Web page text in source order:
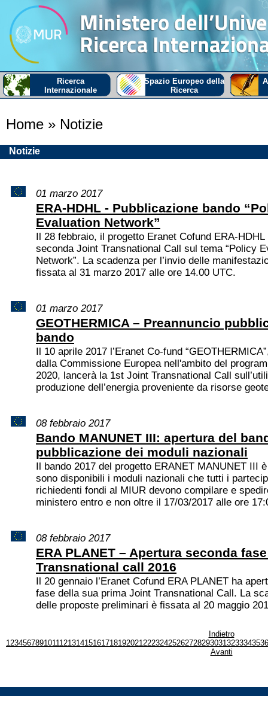
Ricerca
Internazionale
Spazio Europeo della
Ricerca
Home » Notizie
Notizie
01 marzo 2017
ERA-HDHL - Pubblicazione bando
Evaluation Network”
Il 28 febbraio, il progetto Eranet Cofund ERA-
seconda Joint Transnational Call sul tema “Policy
Network”. La scadenza per l’invio delle
fissata al 31 marzo 2017 alle ore 14.00 UTC.
01 marzo 2017
GEOTHERMICA – Preannuncio
bando
Il 10 aprile 2017 l’Eranet Co-fund
dalla Commissione Europea nell'ambito del
2020, lancerà la 1st Joint Transnational Call
produzione dell’energia proveniente da risorse
08 febbraio 2017
Bando MANUNET III: apertura del
pubblicazione dei moduli nazionali
Il bando 2017 del progetto ERANET MANUNET III
sono disponibili i moduli nazionali che tutti i
richiedenti fondi al MIUR devono compilare e
ministero entro e non oltre il 17/03/2017 alle ore
08 febbraio 2017
ERA PLANET – Apertura seconda
Transnational call 2016
Il 20 gennaio l’Eranet Cofund ERA PLANET ha
fase della sua prima Joint Transnational Call. La
delle proposte preliminari è fissata al 20 maggio
Indietro
123456789101112131415161718192021222324252627282930313233343536
Avanti